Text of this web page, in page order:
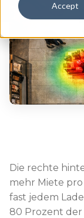
Accept
Die rechte
mehr Miete
fast jedem
80 Prozent